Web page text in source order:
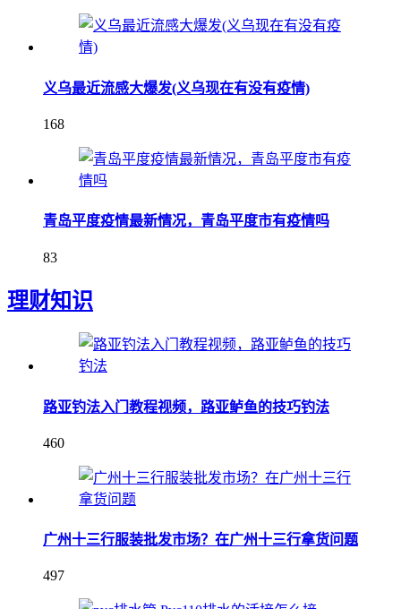
义乌最近流感大爆发(义乌现在有没有疫情)
168
青岛平度疫情最新情况，青岛平度市有疫情吗
83
理财知识
路亚钓法入门教程视频，路亚鲈鱼的技巧钓法
460
广州十三行服装批发市场？在广州十三行拿货问题
497